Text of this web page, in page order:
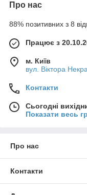
Про нас
88% позитивних з 8
Працює з
м. Київ
вул. Вiктора
Контакти
Сьогодні
Показати весь
Про нас
Контакти